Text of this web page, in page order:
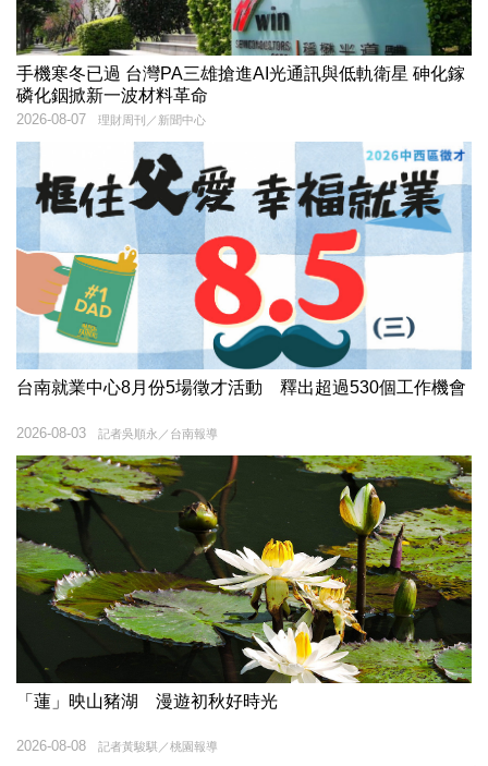
手機寒冬已過 台灣PA三雄搶進AI光通訊與低軌衛星 砷化鎵
磷化銦掀新一波材料革命
理財周刊／新聞中心
2026-08-07
台南就業中心8月份5場徵才活動 釋出超過530個工作機會
記者吳順永／台南報導
2026-08-03
「蓮」映山豬湖 漫遊初秋好時光
記者黃駿騏／桃園報導
2026-08-08